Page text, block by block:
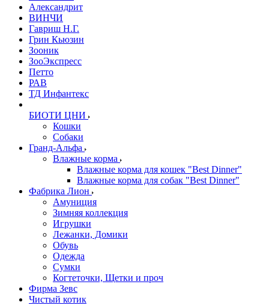
Александрит
ВИНЧИ
Гавриш Н.Г.
Грин Кьюзин
Зооник
ЗооЭкспресс
Петто
РАВ
ТД Инфантекс
БИОТИ ЦНИ
Кошки
Собаки
Гранд-Альфа
Влажные корма
Влажные корма для кошек "Best Dinner"
Влажные корма для собак "Best Dinner"
Фабрика Лион
Амуниция
Зимняя коллекция
Игрушки
Лежанки, Домики
Обувь
Одежда
Сумки
Когтеточки, Щетки и проч
Фирма Зевс
Чистый котик